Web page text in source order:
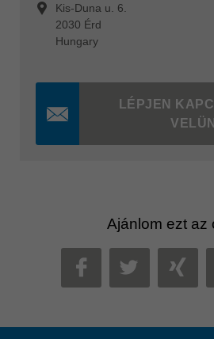
Kis-Duna u. 6.
2030 Érd
Hungary
LÉPJEN
Ajánlom ezt az
FACEBOOK
TWITTER